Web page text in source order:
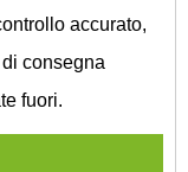
accurato,
consegna
fuori.